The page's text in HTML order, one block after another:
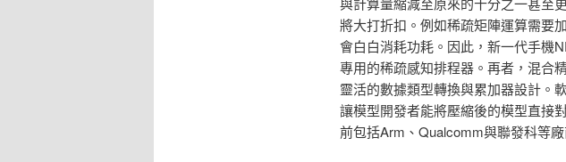
將大打折扣。例如稀疏矩陣運算需要
會白白消耗功耗。因此，新一代手機
專用的稀疏感知排程器。再者，混合
靈活的數據類型轉換與累加器設計。
讓模型開發者能將壓縮後的模型直接
前包括Arm、Qualcomm與聯發科等